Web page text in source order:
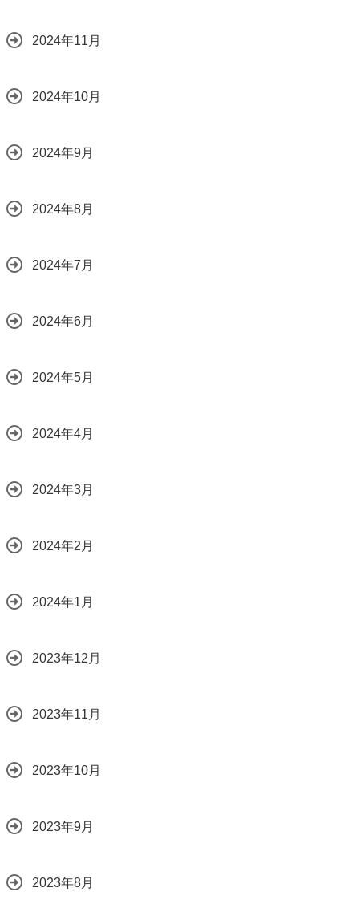
2024年11月
2024年10月
2024年9月
2024年8月
2024年7月
2024年6月
2024年5月
2024年4月
2024年3月
2024年2月
2024年1月
2023年12月
2023年11月
2023年10月
2023年9月
2023年8月